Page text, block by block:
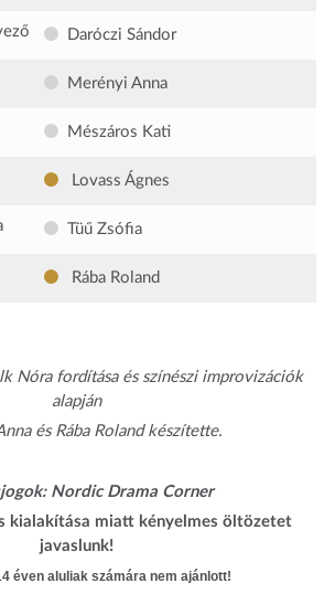
Daróczi Sándor
Merényi Anna
Mészáros Kati
Lovass Ágnes
Tüű Zsófia
Rába Roland
Nóra fordítása és színészi improvizációk
alapján
és Rába Roland készítette.
Nordic Drama Corner
kialakítása miatt kényelmes öltözetet
javaslunk!
éven aluliak számára nem ajánlott!